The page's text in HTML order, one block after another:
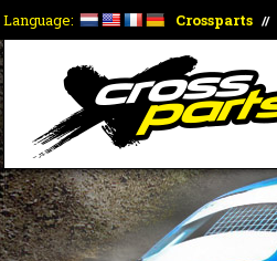
Language: Crossparts //